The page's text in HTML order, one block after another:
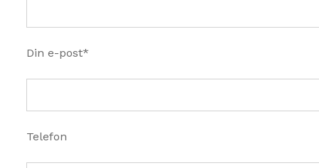
Din e-post*
Telefon